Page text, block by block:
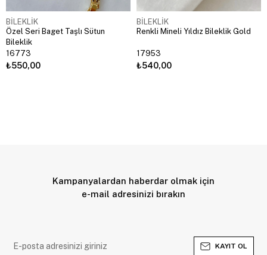
BİLEKLİK
Özel Seri Baget Taşlı Sütun
Bileklik
16773
₺550,00
BİLEKLİK
Renkli Mineli Yıldız Bileklik Gold
17953
₺540,00
Kampanyalardan haberdar olmak için
e-mail adresinizi bırakın
KAYIT OL